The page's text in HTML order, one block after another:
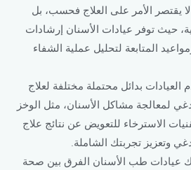
لا يقتصر الأمر على العلاج فحسب، بل
حيث توفر عيادات الأسنان إرشادات
المتابعة لتحليل عملية الشفاء
العيادات بدائل محتملة مختلفة لعلاج
لمعالجة مشاكل الأسنان، مثل الوخز
الاسترخاء للتعويض عن نتائج علاج
وتعزيز تجربتك الشاملة.
عيادات طب الأسنان الفرق بين صحة